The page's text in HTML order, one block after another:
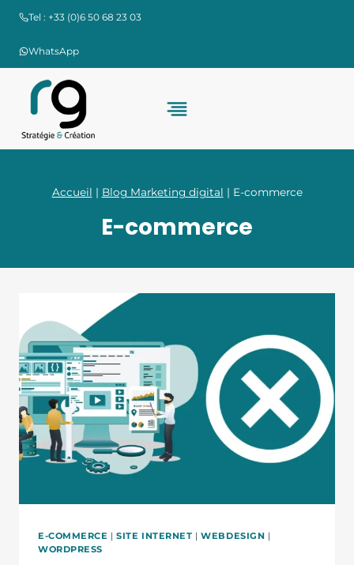
Aller
contenu
Tel : +33 (0)6 50 68 23 03
WhatsApp
Accueil | Blog Marketing digital | E-commerce
E-commerce
E-COMMERCE |SITE INTERNET |WEBDESIGN |
WORDPRESS